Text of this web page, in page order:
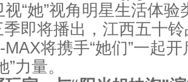
她”视角明星生活体验
即将播出，江西五十
将携手“她们”一起开
力量。